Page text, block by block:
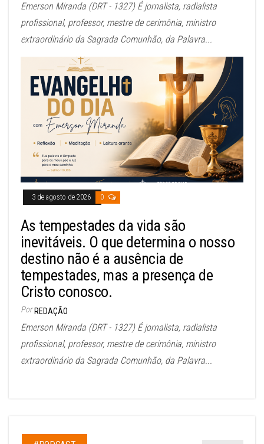
Emerson Miranda (DRT - 1327) É jornalista, radialista
profissional, professor, mestre de cerimônia, ministro
extraordinário da Sagrada Comunhão, da Palavra...
3 de agosto de 2026 0
As tempestades da vida são
inevitáveis. O que determina o nosso
destino não é a ausência de
tempestades, mas a presença de
Cristo conosco.
Por REDAÇÃO
Emerson Miranda (DRT - 1327) É jornalista, radialista
profissional, professor, mestre de cerimônia, ministro
extraordinário da Sagrada Comunhão, da Palavra...